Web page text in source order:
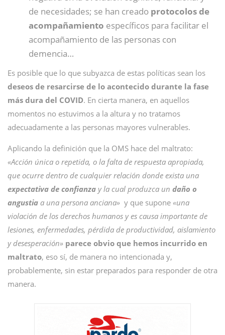
de necesidades; se han creado protocolos de
acompañamiento específicos para facilitar el
acompañamiento de las personas con
demencia…
Es posible que lo que subyazca de estas políticas sean los
deseos de resarcirse de lo acontecido durante la fase
más dura del COVID. En cierta manera, en aquellos
momentos no estuvimos a la altura y no tratamos
adecuadamente a las personas mayores vulnerables.
Aplicando la definición que la OMS hace del maltrato:
«Acción única o repetida, o la falta de respuesta apropiada,
que ocurre dentro de cualquier relación donde exista una
expectativa de confianza y la cual produzca un daño o
angustia a una persona anciana» y que supone «una
violación de los derechos humanos y es causa importante de
lesiones, enfermedades, pérdida de productividad, aislamiento
y desesperación» parece obvio que hemos incurrido en
maltrato, eso sí, de manera no intencionada y,
probablemente, sin estar preparados para responder de otra
manera.